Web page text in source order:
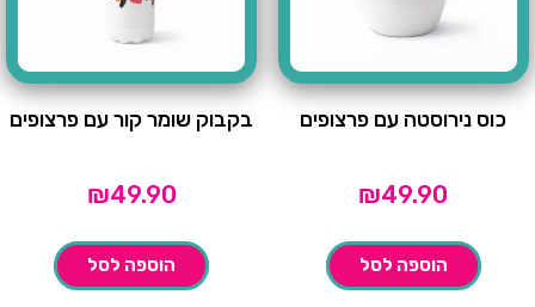
כוס נירוסטה עם פרצופים
₪49.90
הוספה לסל
בקבוק שומר קור עם פרצופים
₪49.90
הוספה לסל